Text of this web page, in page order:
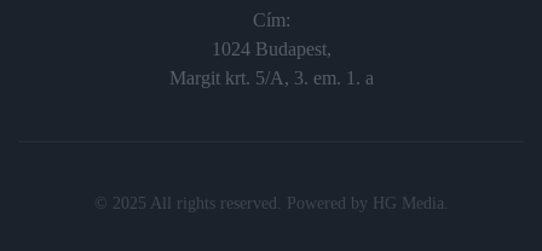
Cím:
1024 Budapest,
Margit krt. 5/A, 3. em. 1. a
© 2025 All rights reserved. Powered by HG Media